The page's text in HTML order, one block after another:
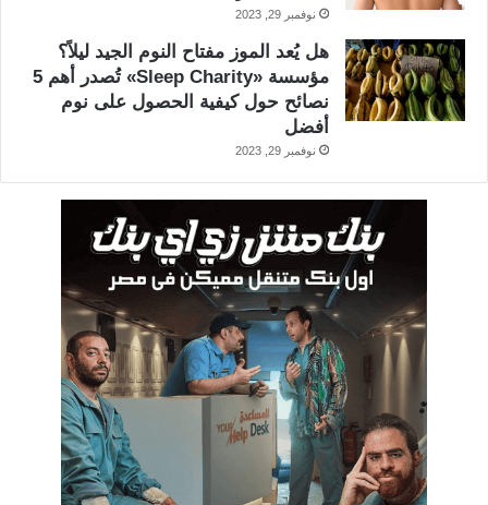
نوفمبر 29, 2023
هل يُعد الموز مفتاح النوم الجيد ليلاً؟
مؤسسة «Sleep Charity» تُصدر أهم 5
نصائح حول كيفية الحصول على نوم
أفضل
نوفمبر 29, 2023